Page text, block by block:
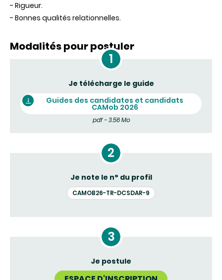
- Rigueur.
- Bonnes qualités relationnelles.
Modalités pour postuler
Je télécharge le guide
Guides des candidates et candidats
CAMob 2026
pdf - 3.56 Mo
Je note le n° du profil
CAMOB26-TR-DCSDAR-9
Je postule